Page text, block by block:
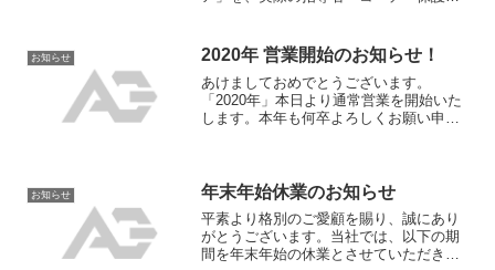
ートでは、試合中の記録支援 (全員出場義
務のリアルタイム可視化...
お知らせ 2020年 営業開始のお知らせ！
あけましておめでとうございます。
「2020年」本日より通常営業を開始いた
します。本年も何卒よろしくお願い申し
お知らせ 年末年始休業のお知らせ
平素より格別のご愛顧を賜り、誠にあり
がとうございます。当社では、以下の期
間を年末年始の休業とさせていただきま